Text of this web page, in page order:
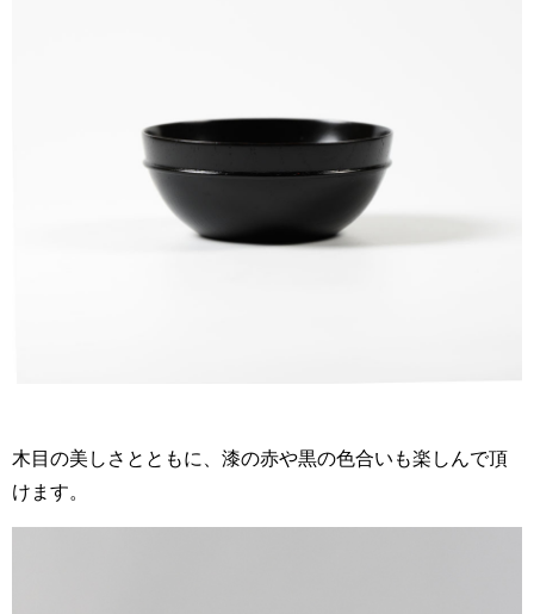
木目の美しさとともに、漆の赤や黒の色合いも楽しんで頂
けます。